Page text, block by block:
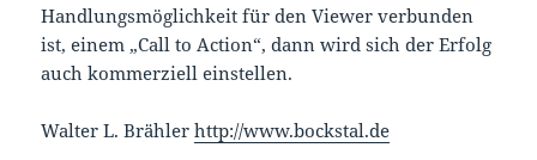
Handlungsmöglichkeit für den Viewer verbunden
ist, einem „Call to Action“, dann wird sich der Erfolg
auch kommerziell einstellen.
Walter L. Brählerhttp://www.bockstal.de